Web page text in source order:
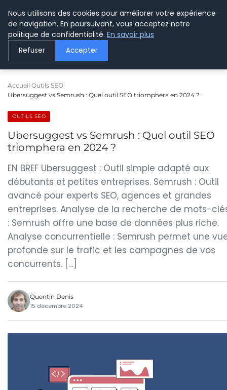
LE WEBMARKETING
Accueil Outils SEO
Ubersuggest vs Semrush : Quel outil SEO triomphera en 2024 ?
OUTILS SEO
Ubersuggest vs Semrush : Quel outil SEO
triomphera en 2024 ?
EN BREF Ubersuggest : Outil simple adapté aux
débutants et petites entreprises. Semrush : Outil
avancé pour experts SEO, agences et grandes
entreprises. Analyse de la recherche de mots-
: Semrush offre une base de données plus riche.
Analyse concurrentielle : Semrush permet une
profonde sur le trafic et les campagnes de vos
concurrents. […]
Quentin Denis
15 décembre 2024
Nous utilisons des cookies pour améliorer votre expérience
de navigation. En poursuivant, vous acceptez notre
politique de confidentialité. En savoir plus
Refuser Accepter